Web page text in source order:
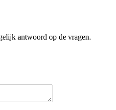
antwoord op de vragen.